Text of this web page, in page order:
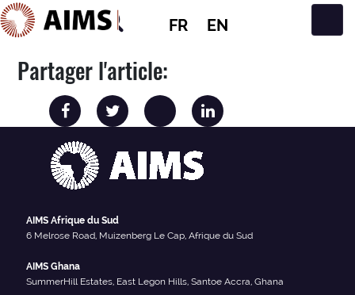
FR EN
Navigation principale
Partager l'article:
AIMS Afrique du Sud
6 Melrose Road, Muizenberg Le Cap, Afrique du Sud
AIMS Ghana
SummerHill Estates, East Legon Hills, Santoe Accra, Ghana